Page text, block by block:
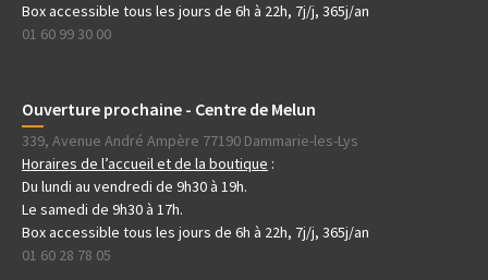
Box accessible tous les jours de 6h à 22h, 7j/j, 365j/an
01 60 99 30 00
Ouverture prochaine - Centre de Melun
339, Avenue André Ampère 77190 Dammarie-les-Lys
Horaires de l’accueil et de la boutique :
Du lundi au vendredi de 9h30 à 19h.
Le samedi de 9h30 à 17h.
Box accessible tous les jours de 6h à 22h, 7j/j, 365j/an
01 60 28 78 05